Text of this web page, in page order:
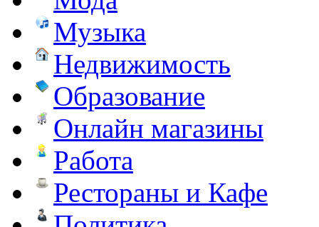
Музыка
Недвижимость
Образование
Онлайн магазины
Работа
Рестораны и Кафе